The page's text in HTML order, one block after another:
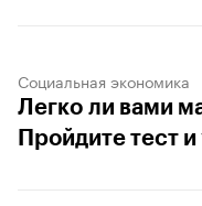
Социальная экономика
Легко ли вами
Пройдите тест и